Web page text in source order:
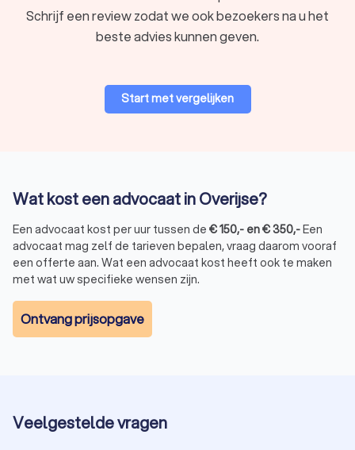
Werk & ontslag
in Overijse in te huren. Deze advocaat weet
namelijk alles over arbeidsrecht om zo u het beste advies te
Strafrecht
Bent u verdachte in een strafzaak? Dan zijn er verschillende
juridische kwesties waar u mee te maken krijgt. Het is dan ook
verstandig om gelijk eenadvocaat strafrechtte zoeken. Een
strafrechtadvocaat in Overijse adviseert u onder andere over
uw rechten en plichten. Daarnaast probeert de advocaat te
zorgen voor een zo goed mogelijke uitkomst voor u.
eigendomsrechten, hypotheekrecht, huurgeschillen en
Schrijf een review zodat we ook bezoekers na u het
beste advies kunnen geven.
Start met vergelijken
Wat kost een advocaat in Overijse?
Een advocaat kost per uur tussen de €150,- en€350,-Een
advocaat mag zelf de tarieven bepalen, vraag daarom vooraf
een offerte aan. Wat een advocaat kost heeft ook te maken
met wat uw specifieke wensen zijn.
Ontvang prijsopgave
Veelgestelde vragen